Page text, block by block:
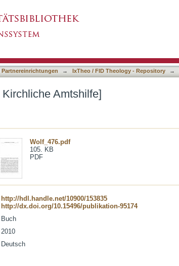
→ IxTheo / FID Theology - Repository →
Amtshilfe]
Wolf_476.pdf
105. KB
PDF
http://hdl.handle.net/10900/153835
http://dx.doi.org/10.15496/publikation-95174
Buch
2010
Deutsch